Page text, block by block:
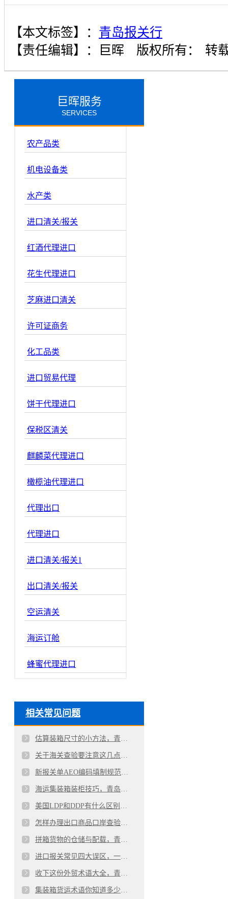
【本文标签】： 青岛报关行
【责任编辑】：
巨晖 版权所有： 转
巨晖服务
SERVICES
农产品类
机电设备类
水产类
进口清关/报关
红酒代理进口
花生代理进口
芝麻进口清关
许可证商务
化工品类
进口贸易代理
饼干代理进口
保税区清关
麒麟菜代理进口
橄榄油代理进口
代理出口
代理进口
进口清关/报关1
出口清关/报关
空运清关
海运订舱
蜂蜜代理进口
相关常见问题
估算装箱尺寸的小方法，青岛进出口外贸公司揭秘
关于海关查验要注意这几点，青岛进出口代理公司揭秘
新报关单AEO编码填制规范，青岛代理报关公司详解
海运集装箱装柜技巧，青岛进出口代理公司详解
美国LDP和DDP有什么区别，巨晖进出口代理报关公司详解
怎样办理出口商品口岸查验？青岛代理报关公司详解
拼箱货物的仓储与配载，青岛巨晖出口代理报关公司详解
进口报关常见四大误区，一站式青岛代理清关公司详解
收下这份外贸术语大全，青岛进出口代理公司的一点心意
集装箱货运术语你知道多少？青岛进出口代理公司详解